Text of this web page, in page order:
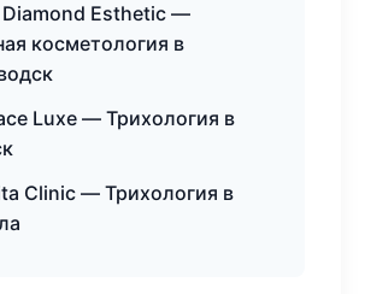
Esthetic —
косметология в
Luxe — Трихология в
Clinic — Трихология в